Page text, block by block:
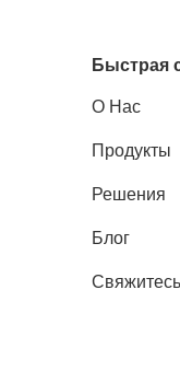
Быстрая
О Нас
Продукты
Решения
Блог